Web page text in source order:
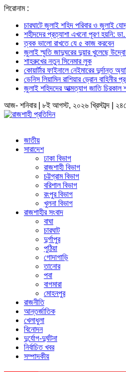
শিরোনাম :
চারঘাটে জুলাই শহিদ পরিবার ও জুলাই
শহীদদের প্রত্যাশা এখনো পূরণ হয়নি:
ত্বক ভালো রাখতে যে ৫ কাজ করবেন
জুলাই স্মৃতি জাদুঘরের দুয়ার খুলেছে
শাহরুখের নতুন সিনেমার লুক
কোয়ার্টার ফাইনালে নেইমারের দুর্দান্ত
ডেনিস লিয়ামিন রাশিয়ার ড্রোন বাহিনীর
জুলাই শহিদদের আত্মত্যাগ জাতি চিরকাল
আজ- শনিবার | ৮ই আগস্ট, ২০২৬ খ্রিস্টাব্দ |
জাতীয়
সারাদেশ
ঢাকা বিভাগ
রাজশাহী বিভাগ
চট্টগ্রাম বিভাগ
বরিশাল বিভাগ
রংপুর বিভাগ
খুলনা বিভাগ
রাজশাহীর সংবাদ
বাঘা
চারঘাট
দুর্গাপুর
পুঠিয়া
গোদাগাড়ি
তানোর
পবা
বাগমারা
মোহনপুর
রাজনীতি
আন্তর্জাতিক
খেলাধুলা
বিনোদন
দুর্যোগ-দুর্ঘটনা
নির্বাচিত খবর
সম্পাদকীয়